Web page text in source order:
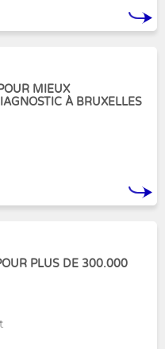
MIEUX
À BRUXELLES
PLUS DE 300.000